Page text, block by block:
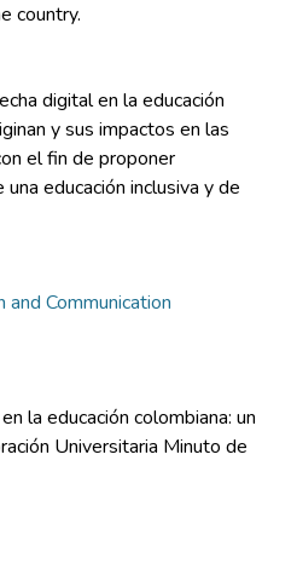
country.
digital en la educación
y sus impactos en las
el fin de proponer
educación inclusiva y de
and Communication
la educación colombiana: un
Universitaria Minuto de